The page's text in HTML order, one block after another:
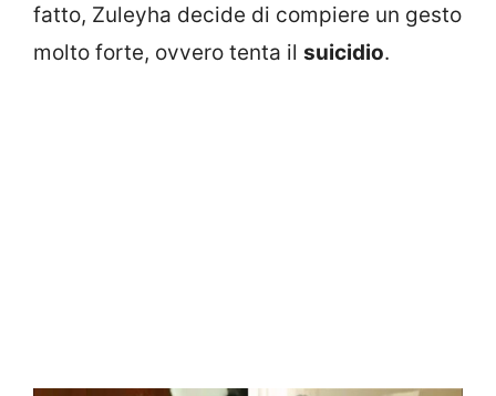
fatto, Zuleyha decide di compiere un gesto
molto forte, ovvero tenta il suicidio.